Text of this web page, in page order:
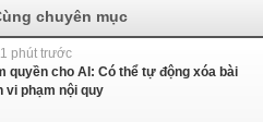
chuyên mục
phút trước
quyền cho AI: Có thể tự động xóa bài
vi phạm nội quy